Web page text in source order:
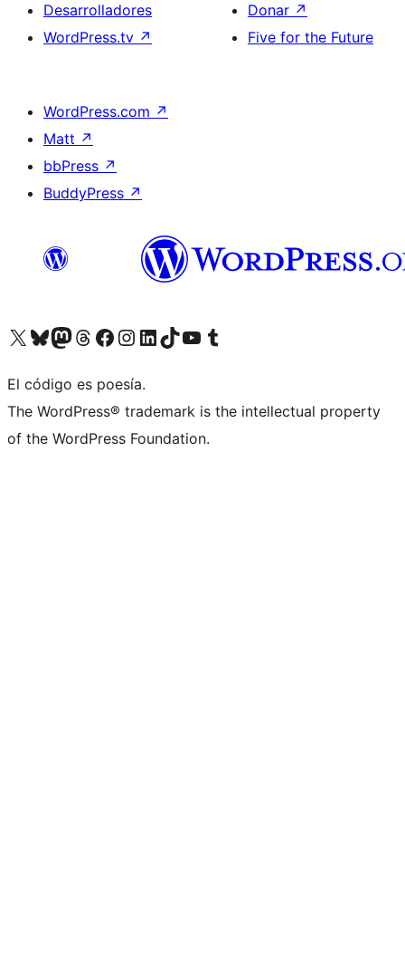
Desarrolladores
WordPress.tv ↗
Donar ↗
Five for the Future
WordPress.com ↗
Matt ↗
bbPress ↗
BuddyPress ↗
Visitá nuestra cuenta de X (anteriormente Twitter)
Visitá nuestra cuenta de Bluesky
Visitá nuestra cuenta de Mastodon
Visitá nuestra cuenta de Threads
Visitá nuestra página de Facebook
Visitá nuestra cuenta de Instagram
Visitá nuestra cuenta de LinkedIn
Visitá nuestra cuenta de TikTok
Visitá nuestro canal de YouTube
Visitá nuestra cuenta de Tumblr
El código es poesía.
The WordPress® trademark is the intellectual property
of the WordPress Foundation.